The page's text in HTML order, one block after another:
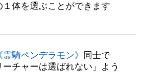
１体を選ぶことができます
霊騎ペンデラモン》
同士で
ーチャーは選ばれない」よう